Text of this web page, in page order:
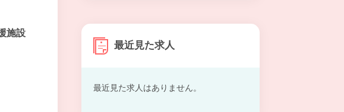
施設
最近見た求人
最近見た求人はありません。